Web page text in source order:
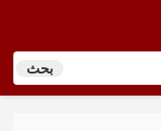
بحث